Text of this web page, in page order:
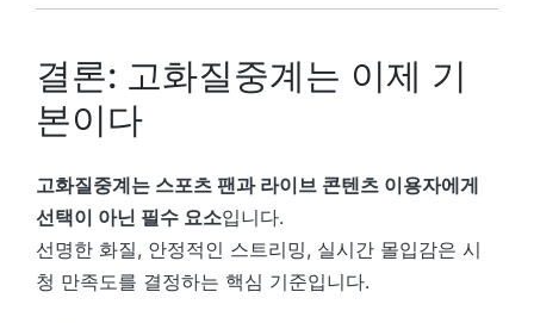
결론: 고화질중계는 이제 기
본이다
고화질중계는 스포츠 팬과 라이브 콘텐츠 이용자에게
선택이 아닌 필수 요소입니다.
선명한 화질, 안정적인 스트리밍, 실시간 몰입감은 시
청 만족도를 결정하는 핵심 기준입니다.